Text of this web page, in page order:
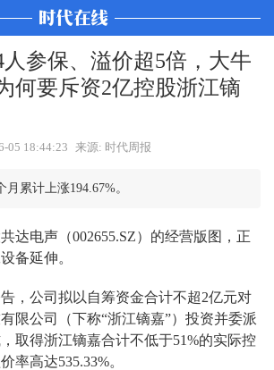
参保、溢价超5倍，大牛
何要斥资2亿控股浙江镝
05 18:44:23 来源: 时代周报
累计上涨194.67%。
达电声（002655.SZ）的经营版图，正
备延伸。
，公司拟以自筹资金合计不超2亿元对
限公司（下称“浙江镝嘉”）投资并委派
取得浙江镝嘉合计不低于51%的实际控
率高达535.33%。